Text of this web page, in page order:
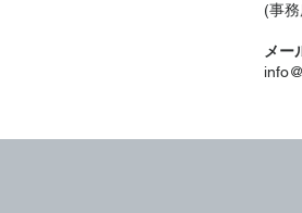
(事
メー